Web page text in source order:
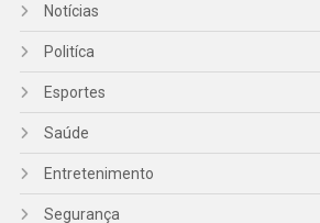
Notícias
Politíca
Esportes
Saúde
Entretenimento
Segurança